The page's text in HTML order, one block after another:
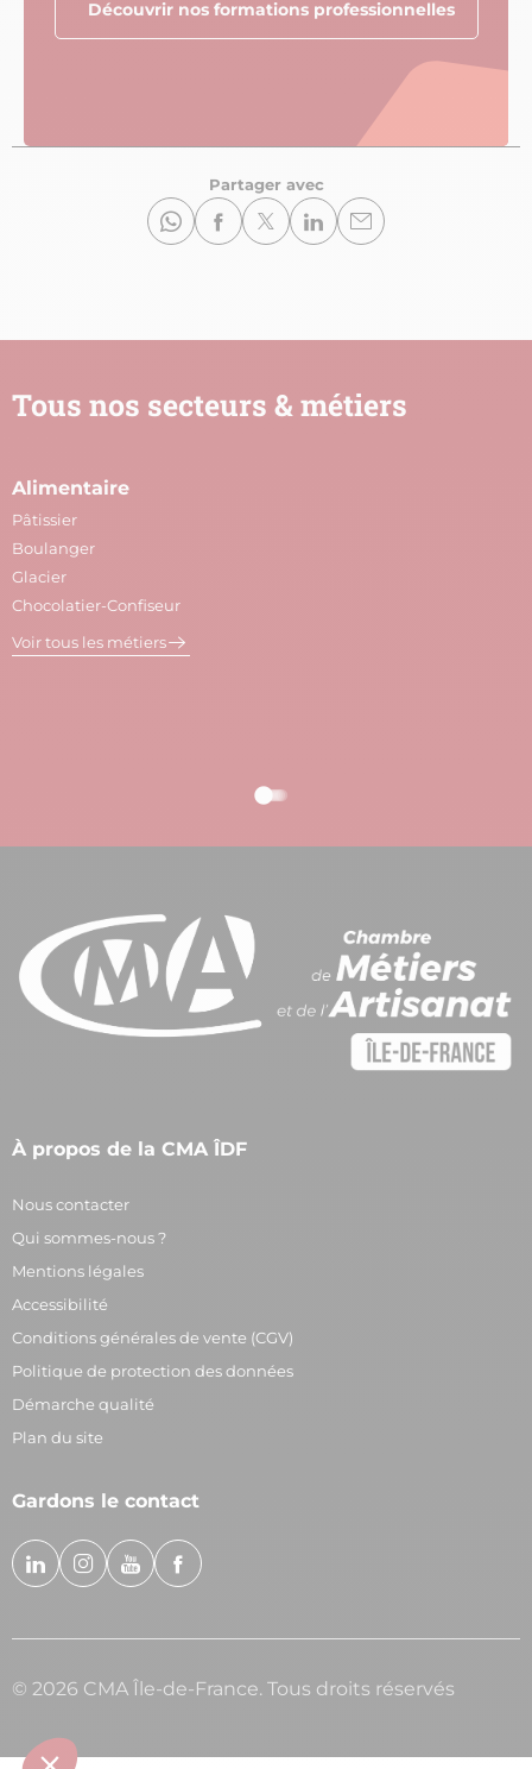
Découvrir nos formations professionnelles
Partager avec
Tous nos secteurs & métiers
Alimentaire
Pâtissier
Boulanger
Glacier
Chocolatier-Confiseur
Voir tous les métiers
À propos de la CMA ÎDF
Nous contacter
Qui sommes-nous ?
Mentions légales
Accessibilité
Conditions générales de vente (CGV)
Politique de protection des données
Démarche qualité
Plan du site
Gardons le contact
© 2026 CMA Île-de-France. Tous droits réservés